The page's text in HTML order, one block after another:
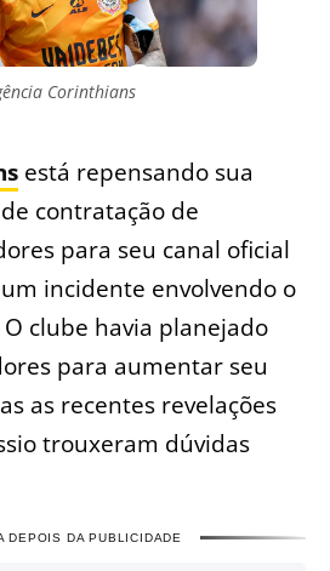
Corinthians
está repensando sua
contratação de
para seu canal oficial
incidente envolvendo o
O clube havia planejado
para aumentar seu
as recentes revelações
trouxeram dúvidas
DEPOIS DA PUBLICIDADE